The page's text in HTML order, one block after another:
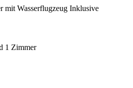
mit Wasserflugzeug Inklusive
1 Zimmer